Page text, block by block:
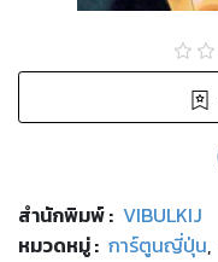
สำนักพิมพ์: VIBULKIJ
หมวดหมู่: การ์ตูนญี่ปุ่น,